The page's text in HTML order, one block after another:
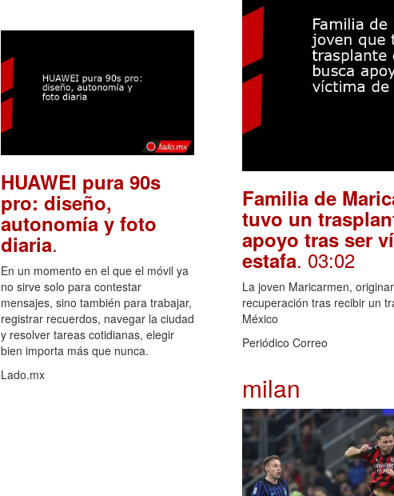
HUAWEI pura 90s
pro: diseño,
autonomía y foto
diaria.
En un momento en el que el móvil ya
no sirve solo para contestar
mensajes, sino también para trabajar,
registrar recuerdos, navegar la ciudad
y resolver tareas cotidianas, elegir
bien importa más que nunca.
Lado.mx
Familia de
tuvo un
apoyo tras ser
estafa. 03:02
La joven Maricarmen,
recuperación tras recibir un
México
Periódico Correo
milan